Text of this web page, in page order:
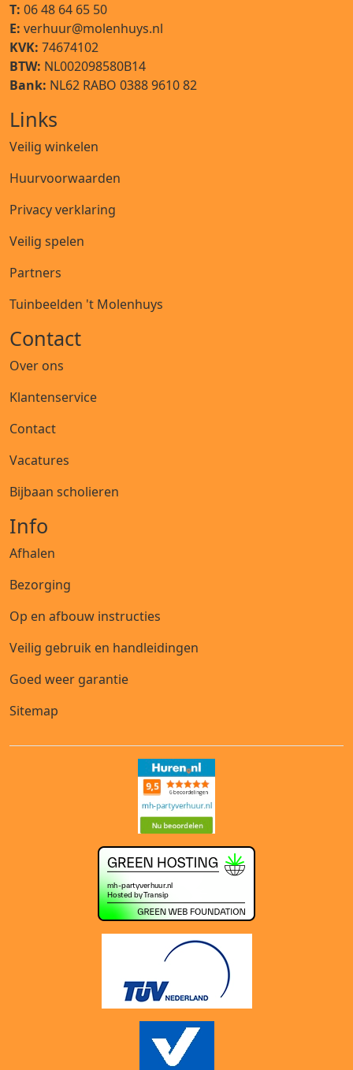
T: 06 48 64 65 50
E: verhuur@molenhuys.nl
KVK: 74674102
BTW: NL002098580B14
Bank: NL62 RABO 0388 9610 82
Links
Veilig winkelen
Huurvoorwaarden
Privacy verklaring
Veilig spelen
Partners
Tuinbeelden 't Molenhuys
Contact
Over ons
Klantenservice
Contact
Vacatures
Bijbaan scholieren
Info
Afhalen
Bezorging
Op en afbouw instructies
Veilig gebruik en handleidingen
Goed weer garantie
Sitemap